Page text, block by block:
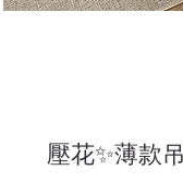
壓花✨薄款